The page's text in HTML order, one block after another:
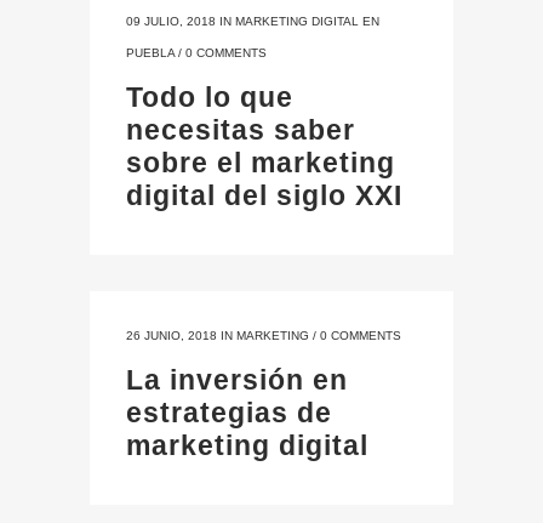
09 JULIO, 2018 IN MARKETING DIGITAL EN
PUEBLA / 0 COMMENTS
Todo lo que
necesitas saber
sobre el marketing
digital del siglo XXI
26 JUNIO, 2018 IN MARKETING / 0 COMMENTS
La inversión en
estrategias de
marketing digital